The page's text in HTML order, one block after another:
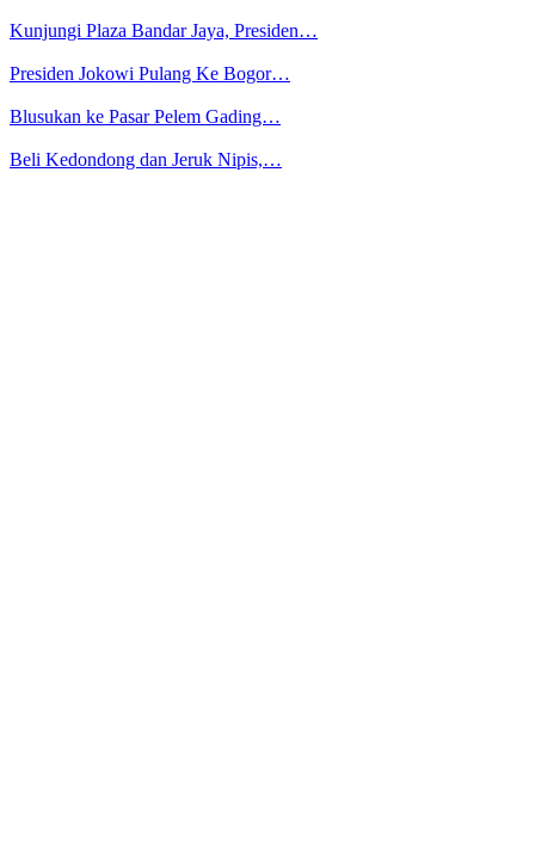
Kunjungi Plaza Bandar Jaya, Presiden…
Presiden Jokowi Pulang Ke Bogor…
Blusukan ke Pasar Pelem Gading…
Beli Kedondong dan Jeruk Nipis,…